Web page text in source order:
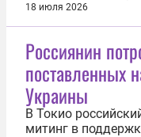
на
этом сообщило
2020-м она была
коронавируса. А в
18 июля 2026
Россиянин
поставленных
Украины
В Токио
митинг в